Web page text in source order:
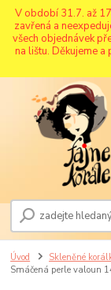
V období 31.7. až
zavřená a
všech objednávek
na lištu. Děkujeme
Úvod Skleněné
Smáčená perle valoun